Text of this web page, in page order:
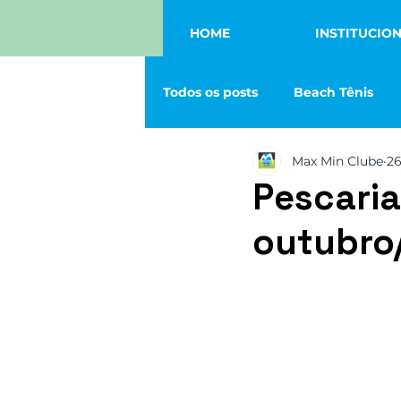
HOME
Todos os posts Beach Tênis
Vôlei Eventos
Futmesa
Max Min Clube